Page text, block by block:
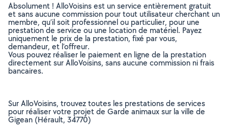
Absolument ! AlloVoisins est un service entièrement gratuit
et sans aucune commission pour tout utilisateur cherchant un
membre, qu’il soit professionnel ou particulier, pour une
prestation de service ou une location de matériel. Payez
uniquement le prix de la prestation, fixé par vous,
demandeur, et l’offreur.
Vous pouvez réaliser le paiement en ligne de la prestation
directement sur AlloVoisins, sans aucune commission ni frais
bancaires.
Sur AlloVoisins, trouvez toutes les prestations de services
pour réaliser votre projet de Garde animaux sur la ville de
Gigean (Hérault, 34770)